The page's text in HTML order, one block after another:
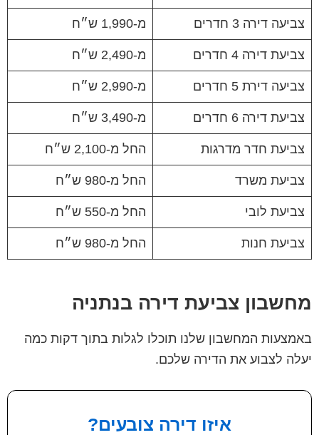
צביעה דירה 3 חדרים מ-1,990 ש״ח
צביעת דירה 4 חדרים מ-2,490 ש״ח
צביעה דירת 5 חדרים מ-2,990 ש״ח
צביעת דירה 6 חדרים מ-3,490 ש״ח
צביעת חדר מדרגות החל מ-2,100 ש״ח
צביעת משרד החל מ-980 ש״ח
צביעת לובי החל מ-550 ש״ח
צביעת חנות החל מ-980 ש״ח
מחשבון צביעת דירה בנתניה
באמצעות המחשבון שלנו תוכלו לגלות בתוך דקות כמה
יעלה לצבוע את הדירה שלכם.
איזו דירה צובעים?